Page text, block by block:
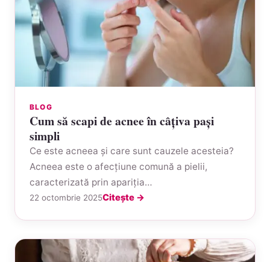
BLOG
Cum să scapi de acnee în câțiva pași
simpli
Ce este acneea și care sunt cauzele acesteia?
Acneea este o afecțiune comună a pielii,
caracterizată prin apariția…
22 octombrie 2025Citește →